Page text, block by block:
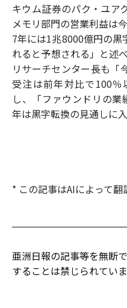
キウム証券のパク・ユア
メモリ部門の営業利益は
7年には1兆8000億円の黒
れると予想される」と述
リサーチセンター長も「
受注は前年対比で100
し、「ファウンドリの
年は黒字転換の見通しに
* この記事はAIによって翻
亜洲日報の記事等を無断
することは禁じられていま